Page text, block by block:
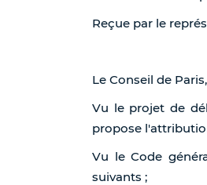
Reçue par le
Le Conseil de
Vu le projet de
propose
Vu le Code
suivants ;